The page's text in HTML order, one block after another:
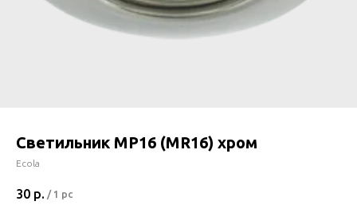
Светильник МР16 (MR16) хром
Ecola
30 р. / 1 pc